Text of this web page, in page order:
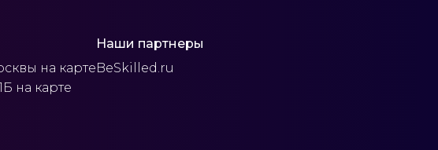
на карте
на карте
Наши партнеры
BeSkilled.ru